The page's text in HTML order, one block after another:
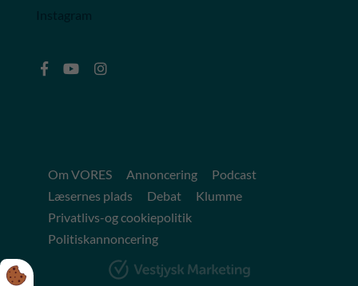
Om VORES Annoncering
Podcast
Læsernes plads
Debat
Klumme
Privatlivs-og cookiepolitik
Politiskannoncering